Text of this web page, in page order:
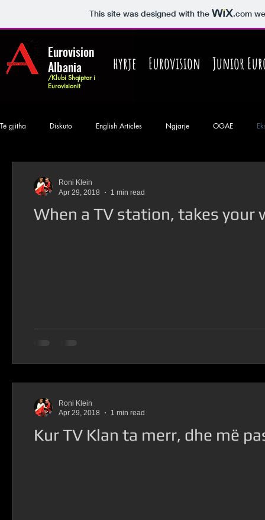
This site was designed with the .com
Eurovision
Albania
/Klubi Shqiptar i
Eurovisionit
hyrje Eurovision Junior
Të gjitha Diskuto English Articles Ngjarje OGAE
Një javë "Pa Eurovision" Drejtpërsëdrejt Destinacioni: Lisbonë
When a TV station, takes
Roni Klein
Apr 29, 2018
1 min read
Kur TV Klan ta merr, dhe më
Roni Klein
Apr 29, 2018
1 min read